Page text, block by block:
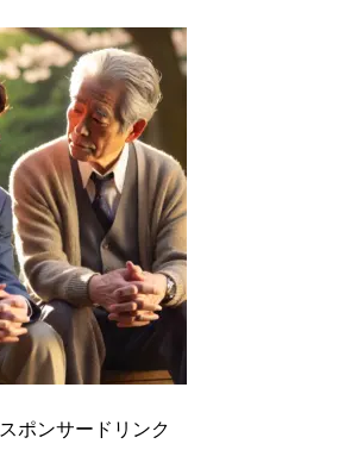
スポンサードリンク